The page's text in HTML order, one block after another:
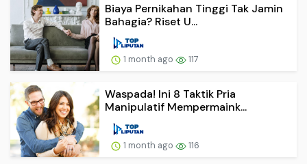
Biaya Pernikahan Tinggi Tak Jamin
Bahagia? Riset U...
1 month ago 117
Waspada! Ini 8 Taktik Pria
Manipulatif Mempermaink...
1 month ago 116